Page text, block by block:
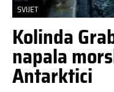
SVIJET
Kolinda
napala
Antarktici